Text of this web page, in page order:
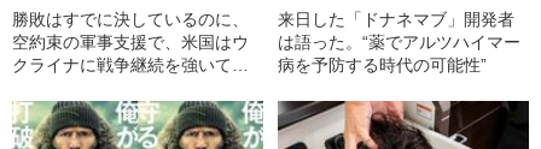
勝敗はすでに決しているのに、
空約束の軍事支援で、米国はウ
クライナに戦争継続を強いてい
来日した「ドナネマブ」開発者
は語った。“薬でアルツハイマー
病を予防する時代の可能性”